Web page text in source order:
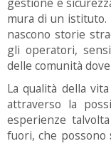
gestione e
mura di un istituto.
nascono storie
gli operatori,
delle comunità
La qualità della
attraverso la
esperienze
fuori, che possono